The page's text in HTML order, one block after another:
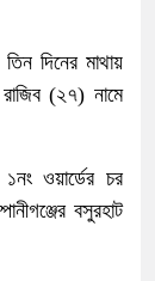
দিনের মাথায়
(২৭) নামে
ওয়ার্ডের চর
বসুরহাট